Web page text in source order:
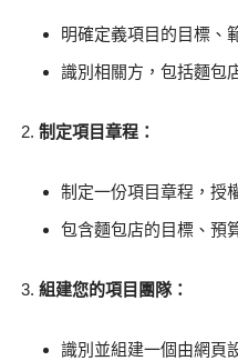
明確定義項目的目標、
識別相關方，包括麵包
制定項目章程：
制定一份項目章程，授
包含麵包店的目標、預
組建您的項目團隊：
識別並組建一個由網頁